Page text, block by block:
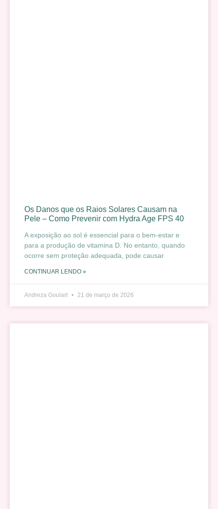
Os Danos que os Raios Solares Causam na
Pele – Como Prevenir com Hydra Age FPS 40
A exposição ao sol é essencial para o bem-estar e
para a produção de vitamina D. No entanto, quando
ocorre sem proteção adequada, pode causar
CONTINUAR LENDO »
Andreza Goulart 21 de março de 2026